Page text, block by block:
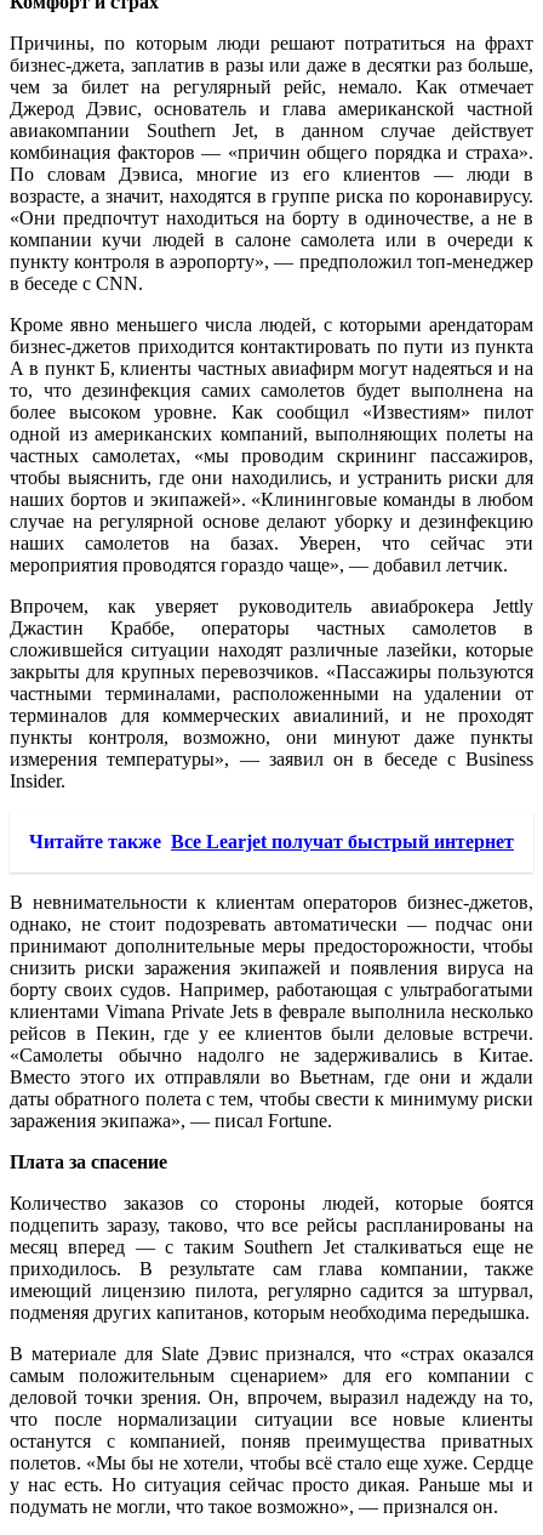
Причины, по которым люди решают потратиться на фрахт
бизнес-джета, заплатив в разы или даже в десятки раз больше,
чем за билет на регулярный рейс, немало. Как отмечает
Джерод Дэвис, основатель и глава американской частной
авиакомпании Southern Jet, в данном случае действует
комбинация факторов — «причин общего порядка и страха».
По словам Дэвиса, многие из его клиентов — люди в
возрасте, а значит, находятся в группе риска по коронавирусу.
«Они предпочтут находиться на борту в одиночестве, а не в
компании кучи людей в салоне самолета или в очереди к
пункту контроля в аэропорту», — предположил топ-менеджер
в беседе с CNN.
Кроме явно меньшего числа людей, с которыми арендаторам
бизнес-джетов приходится контактировать по пути из пункта
А в пункт Б, клиенты частных авиафирм могут надеяться и на
то, что дезинфекция самих самолетов будет выполнена на
более высоком уровне. Как сообщил «Известиям» пилот
одной из американских компаний, выполняющих полеты на
частных самолетах, «мы проводим скрининг пассажиров,
чтобы выяснить, где они находились, и устранить риски для
наших бортов и экипажей». «Клининговые команды в любом
случае на регулярной основе делают уборку и дезинфекцию
наших самолетов на базах. Уверен, что сейчас эти
мероприятия проводятся гораздо чаще», — добавил летчик.
Впрочем, как уверяет руководитель авиаброкера Jettly
Джастин Краббе, операторы частных самолетов в
сложившейся ситуации находят различные лазейки, которые
закрыты для крупных перевозчиков. «Пассажиры пользуются
частными терминалами, расположенными на удалении от
терминалов для коммерческих авиалиний, и не проходят
пункты контроля, возможно, они минуют даже пункты
измерения температуры», — заявил он в беседе с Business
Insider.
Читайте также Все Learjet получат быстрый интернет
В невнимательности к клиентам операторов бизнес-джетов,
однако, не стоит подозревать автоматически — подчас они
принимают дополнительные меры предосторожности, чтобы
снизить риски заражения экипажей и появления вируса на
борту своих судов. Например, работающая с ультрабогатыми
клиентами Vimana Private Jets в феврале выполнила несколько
рейсов в Пекин, где у ее клиентов были деловые встречи.
«Самолеты обычно надолго не задерживались в Китае.
Вместо этого их отправляли во Вьетнам, где они и ждали
даты обратного полета с тем, чтобы свести к минимуму риски
заражения экипажа», — писал Fortune.
Плата за спасение
Количество заказов со стороны людей, которые боятся
подцепить заразу, таково, что все рейсы распланированы на
месяц вперед — с таким Southern Jet сталкиваться еще не
приходилось. В результате сам глава компании, также
имеющий лицензию пилота, регулярно садится за штурвал,
подменяя других капитанов, которым необходима передышка.
В материале для Slate Дэвис признался, что «страх оказался
самым положительным сценарием» для его компании с
деловой точки зрения. Он, впрочем, выразил надежду на то,
что после нормализации ситуации все новые клиенты
останутся с компанией, поняв преимущества приватных
полетов. «Мы бы не хотели, чтобы всё стало еще хуже. Сердце
у нас есть. Но ситуация сейчас просто дикая. Раньше мы и
подумать не могли, что такое возможно», — признался он.